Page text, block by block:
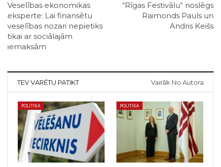
Veselības ekonomikas
eksperte: Lai finansētu
veselības nozari nepietiks
tikai ar sociālajām
iemaksām
“Rīgas Festivālu” noslēgs
Raimonds Pauls un
Andris Keišs
TEV VARĒTU PATIKT Vairāk No Autora
POLITIKA POLITIKA